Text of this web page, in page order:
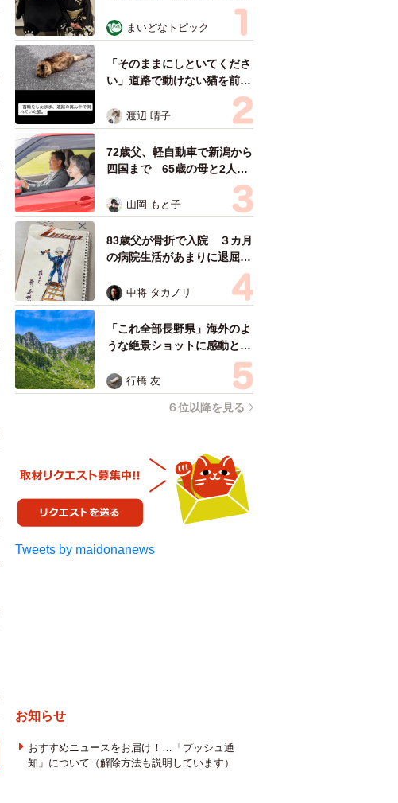
トラックの車体デザインにた
めらい 「痛いほど伝わる」
「行動され立派」
まいどなトピック
「そのままにしといてくださ
い」道路で動けない猫を前に
返された一言… 懸命に生き
ようとした4日間 「命の重
さはみんな同じ」保護団体代
表の訴え
渡辺 晴子
72歳父、軽自動車で新潟から
四国まで 65歳の母と2人で
3泊4日の旅 パーキングの休
憩まで分刻み… 「大学生で
も組まねえよ！」
山岡 もと子
83歳父が骨折で入院 ３カ月
の病院生活があまりに退屈で
い！」→スケッチブックを見
た家族が仰天「これ、売れま
すよ…」
中将 タカノリ
「これ全部長野県」海外のよ
うな絶景ショットに感動と反
響「離れてからいいところだ
ったんだって気づいた」
行橋 友
６位以降を見る
Tweets by maidonanews
お知らせ
おすすめニュースをお届け！…「プッシュ通
知」について（解除方法も説明しています）